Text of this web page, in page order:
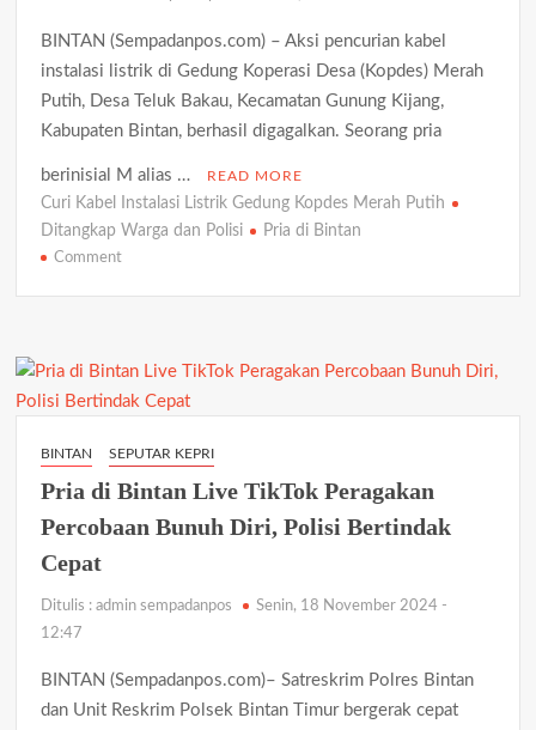
Gudang Elektronik di Kijang Kota Ludes Terbakar, Kerugian
Ditaksir Capai Rp300 Juta
Terus Dikebut
Satresnarkoba Polresta Tanjungpinang Gandeng Jasa
Ekspedisi Cegah Peredaran Narkoba Melalui Paket Kiriman
Satresnarkoba Polres Bintan Ungkap Dua Kasus Narkotika,
Empat Tersangka Diamankan dengan Barang Bukti Sabu dan
BINTAN (Sempadanpos.com) – Aksi pencurian kabel
instalasi listrik di Gedung Koperasi Desa (Kopdes) Merah
Putih, Desa Teluk Bakau, Kecamatan Gunung Kijang,
Kabupaten Bintan, berhasil digagalkan. Seorang pria
berinisial M alias … READ MORE
Curi Kabel Instalasi Listrik Gedung Kopdes Merah Putih
Ditangkap Warga dan Polisi
Pria di Bintan
Commenton
Listrik
Kopdes
Putih,
Pria
Warga
BINTAN SEPUTAR KEPRI
Pria di Bintan Live TikTok Peragakan
Percobaan Bunuh Diri, Polisi Bertindak
Cepat
Ditulis : admin sempadanpos
Senin, 18 November 2024 -
12:47
BINTAN (Sempadanpos.com)– Satreskrim Polres Bintan
dan Unit Reskrim Polsek Bintan Timur bergerak cepat